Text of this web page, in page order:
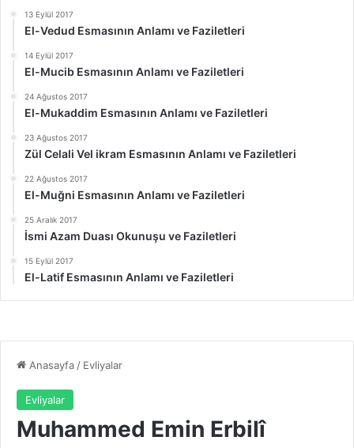
13 Eylül 2017
El-Vedud Esmasının Anlamı ve Faziletleri
14 Eylül 2017
El-Mucib Esmasının Anlamı ve Faziletleri
24 Ağustos 2017
El-Mukaddim Esmasının Anlamı ve Faziletleri
23 Ağustos 2017
Zül Celali Vel ikram Esmasının Anlamı ve Faziletleri
22 Ağustos 2017
El-Muğni Esmasının Anlamı ve Faziletleri
25 Aralık 2017
İsmi Azam Duası Okunuşu ve Faziletleri
15 Eylül 2017
El-Latif Esmasının Anlamı ve Faziletleri